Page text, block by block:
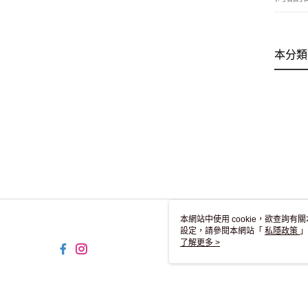
本分
本網站中使用 cookie，欲查詢有
設定，請參閱本網站「 私隱政策
用 cookie。
了解更多 >